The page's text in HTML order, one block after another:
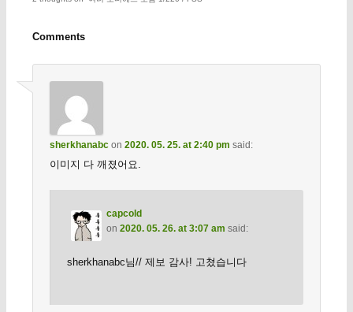
Comments
sherkhanabcon 2020. 05. 25. at 2:40 pm said:
이미지 다 깨졌어요.
capcold
on 2020. 05. 26. at 3:07 am said:
sherkhanabc님// 제보 감사! 고쳤습니다